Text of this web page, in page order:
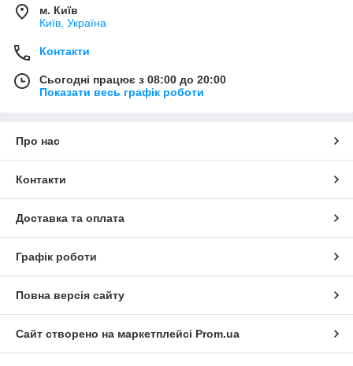
м. Київ
Київ, Україна
Контакти
Сьогодні працює з 08:00 до 20:00
Показати весь графік роботи
Про нас
Контакти
Доставка та оплата
Графік роботи
Повна версія сайту
Сайт створено на маркетплейсі Prom.ua